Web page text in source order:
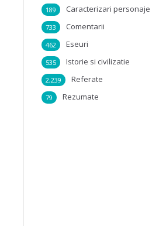
Caracterizari personaje
189
Comentarii
733
Eseuri
462
Istorie si civilizatie
535
Referate
2,239
Rezumate
79